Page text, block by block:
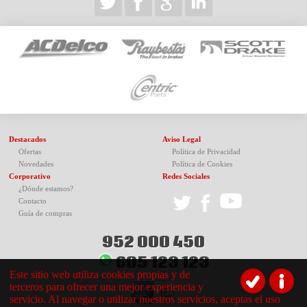
Destacados
Ofertas
Novedades
Corporativo
¿Dónde estamos?
Contacto
Guía de compras
Aviso Legal
Política de Privacidad
Política de Cookies
Redes Sociales
952 000 450
605 123 123
Este sitio web utiliza cookies propias y de
terceros para ofrecer una mejor experiencia y
servicio. Al navegar o utilizar nuestros servicios, aceptas el uso